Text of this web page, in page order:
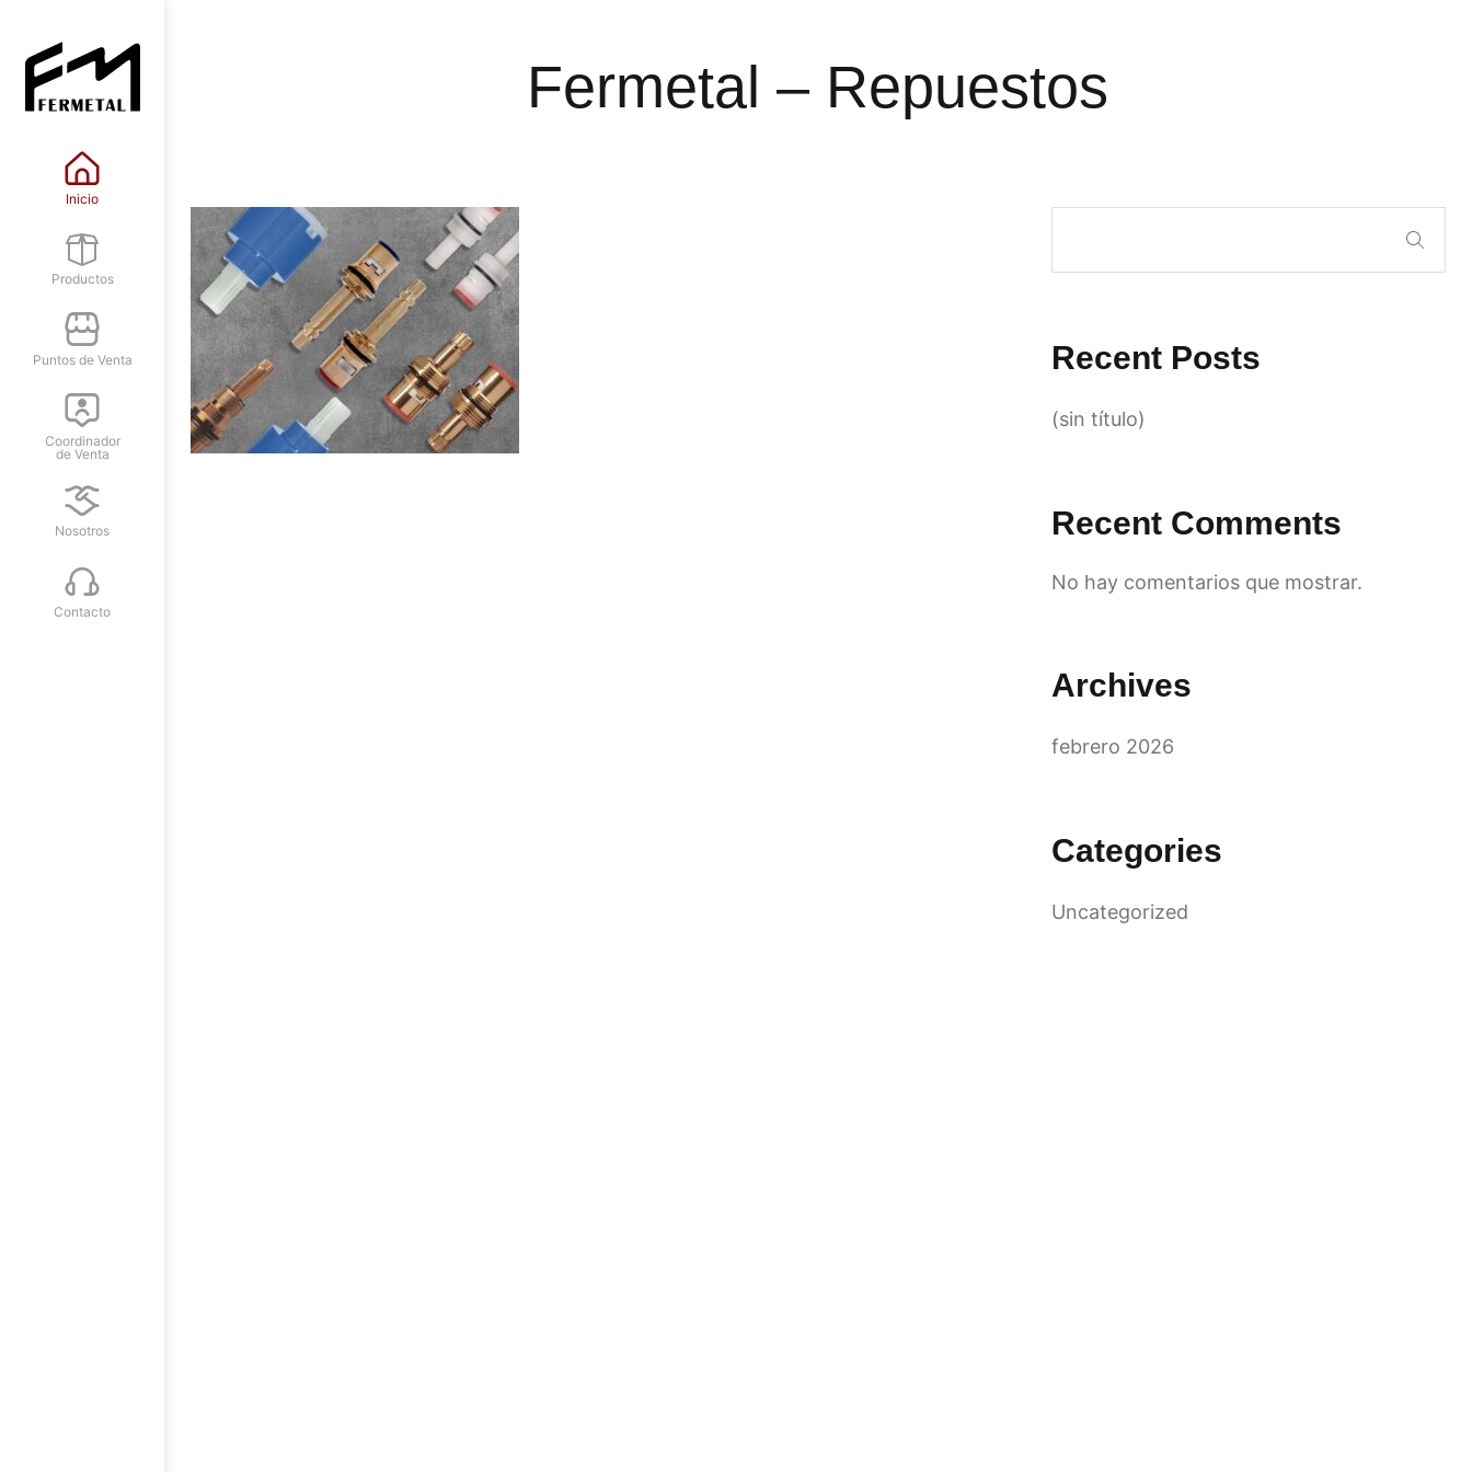
Inicio
Productos
Puntos de Venta
Coordinador
de Venta
Nosotros
Contacto
Fermetal – Repuestos
Recent Posts
(sin título)
Recent Comments
No hay comentarios que mostrar.
Archives
febrero 2026
Categories
Uncategorized